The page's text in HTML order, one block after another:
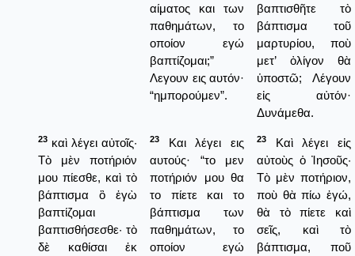
αίματος και των
παθημάτων, το
οποίον εγώ
βαπτίζομαι;”
Λεγουν εις αυτόν·
“ημπορούμεν”.
βαπτισθῆτε τὸ
βάπτισμα τοῦ
μαρτυρίου, ποὺ
μετ’ ὀλίγον θὰ
ὑποστῶ; Λέγουν
εἰς αὐτόν·
Δυνάμεθα.
23 καὶ λέγει αὐτοῖς·
Τὸ μὲν ποτήριόν
μου πίεσθε, καὶ τὸ
βάπτισμα ὃ ἐγὼ
βαπτίζομαι
βαπτισθήσεσθε· τὸ
δὲ καθίσαι ἐκ
23
Και λέγει εις
αυτούς· “το μεν
ποτήριόν μου θα
το πίετε και το
βάπτισμα των
παθημάτων, το
οποίον εγώ
23
Καὶ λέγει εἰς
αὐτοὺς ὁ Ἰησοῦς·
Τὸ μὲν ποτήριον,
ποὺ θὰ πίω ἐγώ,
θὰ τὸ πίετε καὶ
σεῖς, καὶ τὸ
βάπτισμα, ποῦ